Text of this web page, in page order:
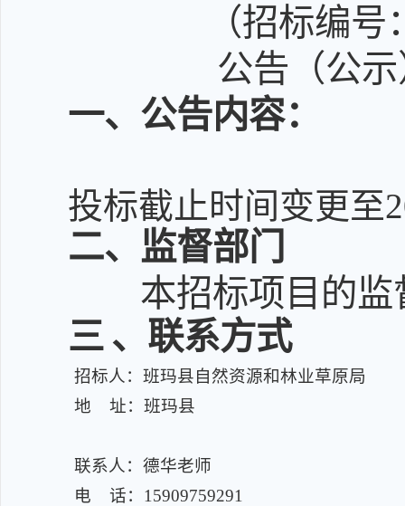
（招标编号
公告（公
一、公告内容：
投标截止时间变更至
二、监督部门
本招标项目的
三 、联系方式
招标人：班玛县自然资源和林业草原局
地 址：班玛县
联系人：德华老师
电 话：15909759291